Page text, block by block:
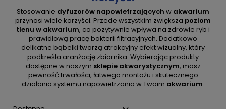
Stosowanie dyfuzorów napowietrzających w akwarium
przynosi wiele korzyści. Przede wszystkim zwiększa poziom
tlenu w akwarium, co pozytywnie wpływa na zdrowie ryb i
prawidłową pracę bakterii filtracyjnych. Dodatkowo
delikatne bąbelki tworzą atrakcyjny efekt wizualny, który
podkreśla aranżację zbiornika. Wybierając produkty
dostępne w naszym sklepie akwarystycznym, masz
pewność trwałości, łatwego montażu i skutecznego
działania systemu napowietrzania w Twoim akwarium.